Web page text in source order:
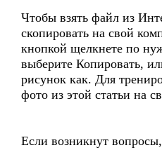
Чтобы взять файл из
скопировать на свой
кнопкой щелкнете по
выберите Копировать,
рисунок как. Для
фото из этой статьи на
Если возникнут